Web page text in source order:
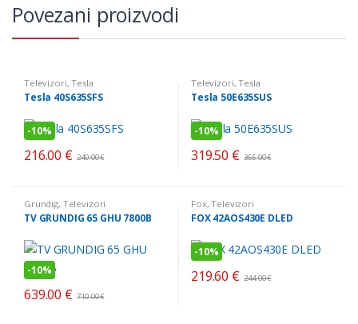
Povezani proizvodi
Televizori,Tesla
Tesla 40S635SFS
-10%
216.00 € 240.00€
Televizori,Tesla
Tesla 50E635SUS
-10%
319.50 € 355.00€
Grundig, Televizori
TV GRUNDIG 65 GHU 7800B
-10%
639.00 € 710.00€
Fox,Televizori
FOX 42AOS430E DLED
-10%
219.60 € 244.00€